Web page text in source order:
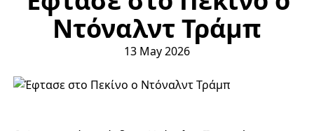
Ντόναλντ Τράμπ
13 May 2026